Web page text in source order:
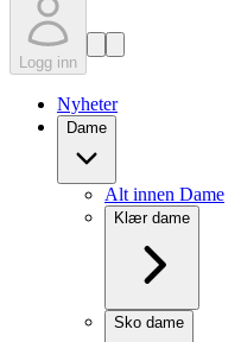
Logg inn
Nyheter
Dame
Alt innen Dame
Klær dame
Sko dame